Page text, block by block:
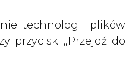
technologii plików
przycisk „Przejdź do
newslettera
o